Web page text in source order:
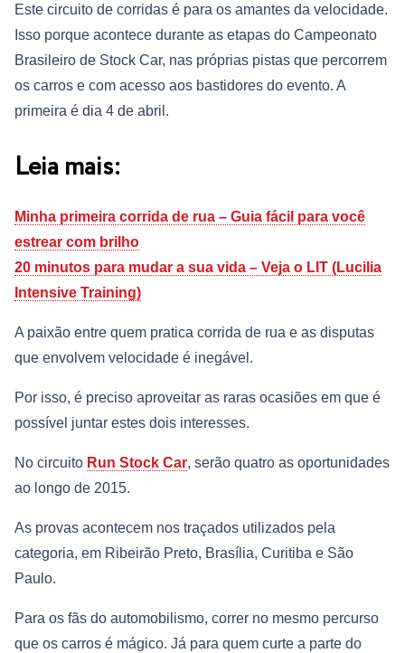
Este circuito de corridas é para os amantes da velocidade.
Isso porque acontece durante as etapas do Campeonato
Brasileiro de Stock Car, nas próprias pistas que percorrem
os carros e com acesso aos bastidores do evento. A
primeira é dia 4 de abril.
Leia mais:
Minha primeira corrida de rua – Guia fácil para você
estrear com brilho
20 minutos para mudar a sua vida – Veja o LIT (Lucilia
Intensive Training)
A paixão entre quem pratica corrida de rua e as disputas
que envolvem velocidade é inegável.
Por isso, é preciso aproveitar as raras ocasiões em que é
possível juntar estes dois interesses.
No circuito Run Stock Car, serão quatro as oportunidades
ao longo de 2015.
As provas acontecem nos traçados utilizados pela
categoria, em Ribeirão Preto, Brasília, Curitiba e São
Paulo.
Para os fãs do automobilismo, correr no mesmo percurso
que os carros é mágico. Já para quem curte a parte do